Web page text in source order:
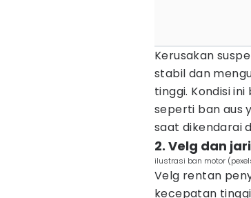
Kerusakan
stabil dan
tinggi. Kondisi
seperti ban aus
saat dikendarai
2. Velg dan
ilustrasi ban motor
Velg rentan
kecepatan